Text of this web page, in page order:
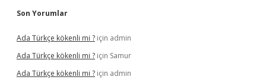
Son Yorumlar
Ada Türkçe kökenli mi ? için admin
Ada Türkçe kökenli mi ? için Samur
Ada Türkçe kökenli mi ? için admin